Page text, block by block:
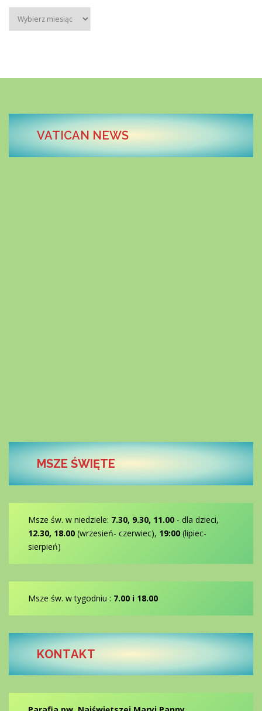
VATICAN NEWS
MSZE ŚWIĘTE
Msze św. w niedziele: 7.30, 9.30, 11.00 - dla dzieci,
12.30, 18.00 (wrzesień- czerwiec), 19:00(lipiec-
sierpień)
Msze św. w tygodniu : 7.00 i 18.00
KONTAKT